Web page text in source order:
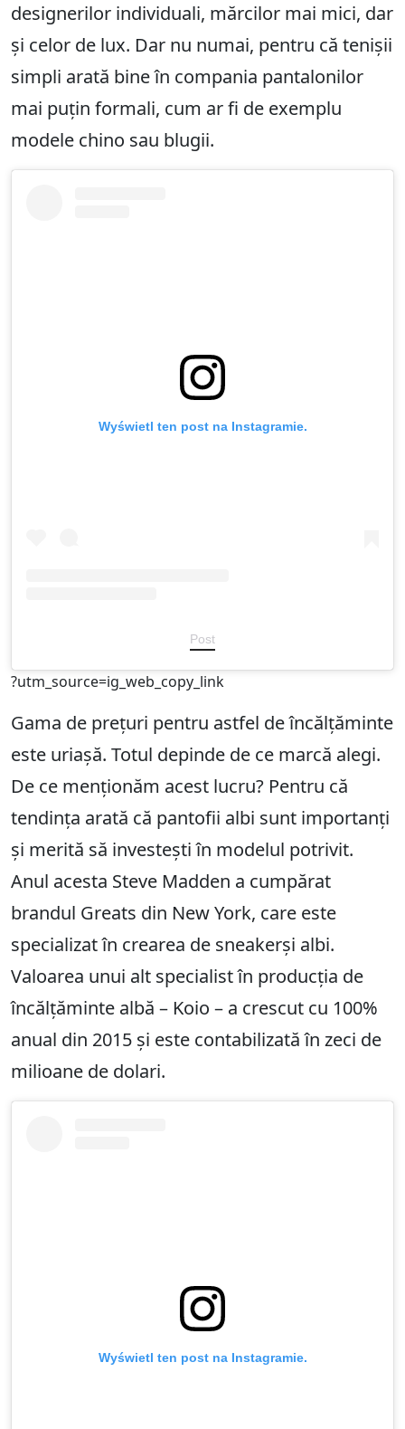
designerilor individuali, mărcilor mai mici, dar
și celor de lux. Dar nu numai, pentru că tenișii
simpli arată bine în compania pantalonilor
mai puțin formali, cum ar fi de exemplu
modele chino sau blugii.
Wyświetl ten post na Instagramie.
Post
?utm_source=ig_web_copy_link
Gama de prețuri pentru astfel de încălțăminte
este uriașă. Totul depinde de ce marcă alegi.
De ce menționăm acest lucru? Pentru că
tendința arată că pantofii albi sunt importanți
și merită să investești în modelul potrivit.
Anul acesta Steve Madden a cumpărat
brandul Greats din New York, care este
specializat în crearea de sneakerși albi.
Valoarea unui alt specialist în producția de
încălțăminte albă – Koio – a crescut cu 100%
anual din 2015 și este contabilizată în zeci de
milioane de dolari.
Wyświetl ten post na Instagramie.